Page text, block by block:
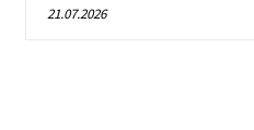
21.07.2026